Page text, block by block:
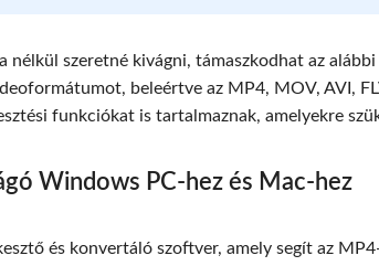
nélkül szeretné kivágni, támaszkodhat az
beleértve az MP4, MOV, AVI,
funkciókat is tartalmaznak, amelyekre
Windows PC-hez és Mac-hez
és konvertáló szoftver, amely segít az